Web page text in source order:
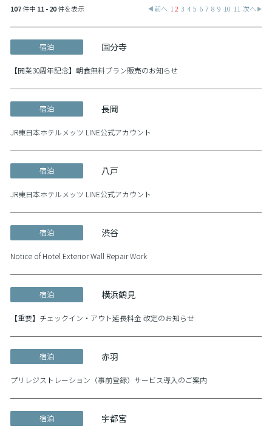
107件中 11 - 20件を表示 前へ 1 2 3 4 5 6 7 8 9 10 11 次へ
宿泊 国分寺
【開業30周年記念】朝食無料プラン販売のお知らせ
宿泊 長岡
JR東日本ホテルメッツ LINE公式アカウント
宿泊 八戸
JR東日本ホテルメッツ LINE公式アカウント
宿泊 渋谷
Notice of Hotel Exterior Wall Repair Work
宿泊 横浜鶴見
【重要】チェックイン・アウト延長料金 改定のお知らせ
宿泊 赤羽
プリレジストレーション（事前登録）サービス導入のご案内
宿泊 宇都宮